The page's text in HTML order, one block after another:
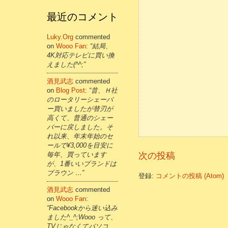
次の投稿
登録: コメントの投稿 (Atom)
最近のコメント
Luky.org commented
on Wooo Fan: “結局、
4K対応テレビに買い換
えました(^^;”
酒見武志 commented
on Blog Post: “昔、Ｈ社
のロータリーシェーバ
ー買いましたが替刃が
高くて、普通のシェー
バーに戻しました。そ
れ以来、年末年始のセ
ールで¥3,000を目安に
毎年、買っています
が、1番いいブランドは
ブラウン …”
酒見武志 commented
on Wooo Fan:
“Facebookから迷い込み
ました^_^;Wooo って、
TVじゃなくてパソコ